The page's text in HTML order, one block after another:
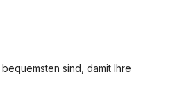
sind, damit Ihre